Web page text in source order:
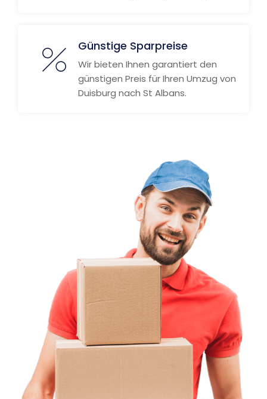
Günstige Sparpreise
Wir bieten Ihnen garantiert den
günstigen Preis für Ihren Umzug von
Duisburg nach St Albans.